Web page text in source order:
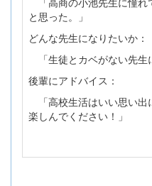
と思った。」
どんな先生になりたいか：
「生徒とカベがない先生
後輩にアドバイス：
「高校生活はいい思い出
楽しんでください！」